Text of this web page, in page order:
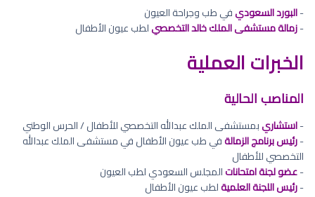
-البورد السعوديفي طب وجراحة العيون
-زمالة مستشفى الملك خالد التخصصيلطب عيون الأطفال
الخبرات العملية
المناصب الحالية
-استشاريبمستشفى الملك عبدالله التخصصي للأطفال / الحرس الوطني
-رئيس برنامج الزمالةفي طب عيون الأطفال في مستشفى الملك عبدالله
التخصصي للأطفال
-عضو لجنة امتحاناتالمجلس السعودي لطب العيون
-رئيس اللجنة العلميةلطب عيون الأطفال